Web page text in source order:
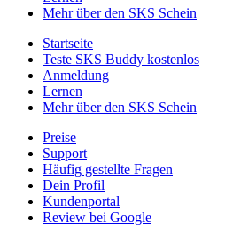
Mehr über den SKS Schein
Startseite
Teste SKS Buddy kostenlos
Anmeldung
Lernen
Mehr über den SKS Schein
Preise
Support
Häufig gestellte Fragen
Dein Profil
Kundenportal
Review bei Google